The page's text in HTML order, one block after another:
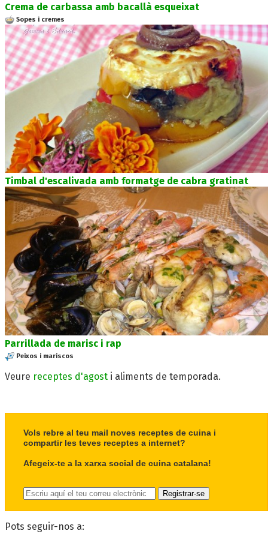
Crema de carbassa amb bacallà esqueixat
Sopes i cremes
Timbal d'escalivada amb formatge de cabra gratinat
Parrillada de marisc i rap
Peixos i mariscos
Veure receptes d'agost i aliments de temporada.
Vols rebre al teu mail noves receptes de cuina i
compartir les teves receptes a internet?
Afegeix-te a la xarxa social de cuina catalana!
Pots seguir-nos a: